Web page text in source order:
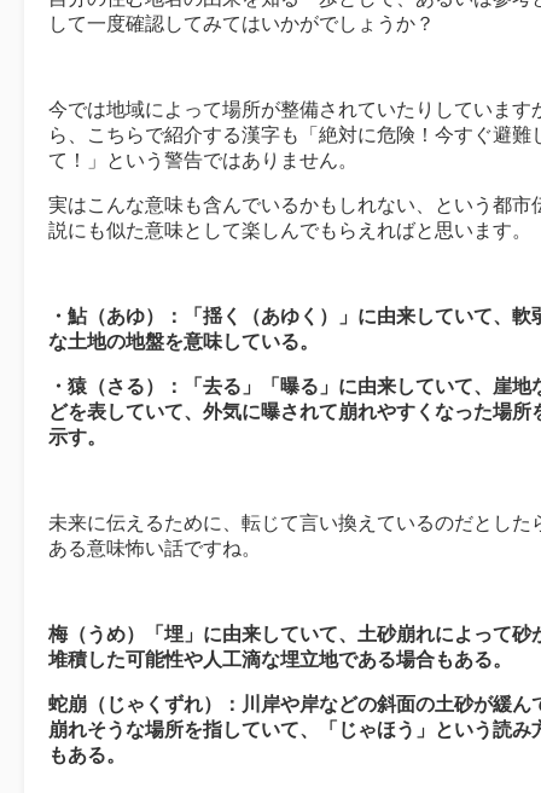
して一度確認してみてはいかがでしょうか？
今では地域によって場所が整備されていたりしています
ら、こちらで紹介する漢字も「絶対に危険！今すぐ避難
て！」という警告ではありません。
実はこんな意味も含んでいるかもしれない、という都市
説にも似た意味として楽しんでもらえればと思います。
・鮎（あゆ）：「揺く（あゆく）」に由来していて、軟
な土地の地盤を意味している。
・猿（さる）：「去る」「曝る」に由来していて、崖地
どを表していて、外気に曝されて崩れやすくなった場所
示す。
未来に伝えるために、転じて言い換えているのだとした
ある意味怖い話ですね。
梅（うめ）「埋」に由来していて、土砂崩れによって砂
堆積した可能性や人工滴な埋立地である場合もある。
蛇崩（じゃくずれ）：川岸や岸などの斜面の土砂が緩ん
崩れそうな場所を指していて、「じゃほう」という読み
もある。